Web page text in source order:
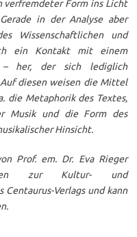
verfremdeter Form ins Licht
in der Analyse aber
Wissenschaftlichen und
ein Kontakt mit einem
– her, der sich lediglich
diesen weisen die Mittel
die Metaphorik des Textes,
Musik und die Form des
Hinsicht.
Prof. em. Dr. Eva Rieger
zur Kultur- und
Centaurus-Verlags und kann